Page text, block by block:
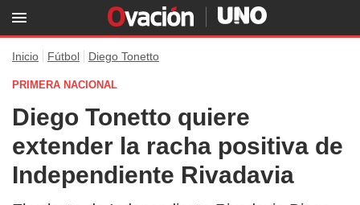
Inicio Fútbol Diego Tonetto
PRIMERA NACIONAL
Diego Tonetto quiere
extender la racha positiva de
Independiente Rivadavia